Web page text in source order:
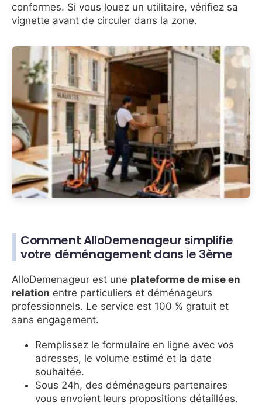
conformes. Si vous louez un utilitaire, vérifiez sa
vignette avant de circuler dans la zone.
Comment AlloDemenageur simplifie
votre déménagement dans le 3ème
AlloDemenageur est une plateforme de mise en
relation entre particuliers et déménageurs
professionnels. Le service est 100 % gratuit et
sans engagement.
Remplissez le formulaire en ligne avec vos
adresses, le volume estimé et la date
souhaitée.
Sous 24h, des déménageurs partenaires
vous envoient leurs propositions détaillées.